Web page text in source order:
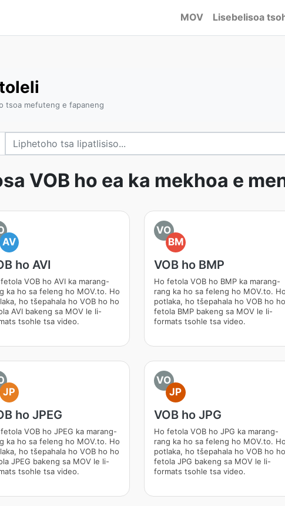
MOV Lisebelisoa
tsoa mefuteng e fapaneng
VOB ho ea ka mekhoa e
AV
ho AVI
VOB ho AVI ka marang-
ka ho sa feleng ho MOV.to. Ho
ho tšepahala ho VOB ho ho
AVI bakeng sa MOV le li-
tsohle tsa video.
VO
BM
VOB ho BMP
Ho fetola VOB ho BMP ka marang-
rang ka ho sa feleng ho MOV.to. Ho
potlaka, ho tšepahala ho VOB ho ho
fetola BMP bakeng sa MOV le li-
formats tsohle tsa video.
JP
ho JPEG
VOB ho JPEG ka marang-
ka ho sa feleng ho MOV.to. Ho
ho tšepahala ho VOB ho ho
JPEG bakeng sa MOV le li-
tsohle tsa video.
VO
JP
VOB ho JPG
Ho fetola VOB ho JPG ka marang-
rang ka ho sa feleng ho MOV.to. Ho
potlaka, ho tšepahala ho VOB ho ho
fetola JPG bakeng sa MOV le li-
formats tsohle tsa video.